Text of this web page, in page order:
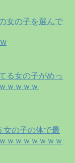
女の子を選んで
る女の子がめっ
ｗｗｗｗ
女の子の体で最
ｗｗｗｗｗｗｗ